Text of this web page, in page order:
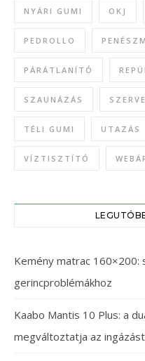
NYÁRI GUMI OKJ
PEDROLLO
PÁRÁTLANÍTÓ
SZAUNÁZÁS
TÉLI GUMI UTAZÁS
VÍZTISZTÍTÓ
Kemény matrac 160×200:
gerincproblémákhoz
Kaabo Mantis 10 Plus: a
megváltoztatja az ingázást